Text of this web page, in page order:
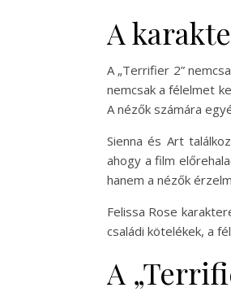
A
A „Terrifier 2”
nemcsak a félelmet
A nézők számára
Sienna és Art
ahogy a film
hanem a nézők
Felissa Rose
családi kötelékek, a
A